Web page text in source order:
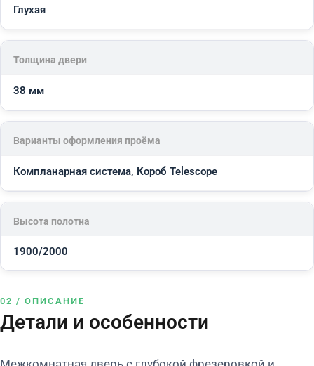
Глухая
Толщина двери
38 мм
Варианты оформления проёма
Компланарная система, Короб Telescope
Высота полотна
1900/2000
02 / ОПИСАНИЕ
Детали и особенности